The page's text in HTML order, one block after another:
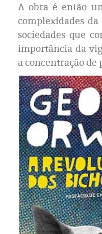
A obra é então
complexidades
sociedades que
importância da
a concentração de